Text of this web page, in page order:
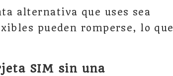
alternativa que uses sea
pueden romperse, lo que
SIM sin una